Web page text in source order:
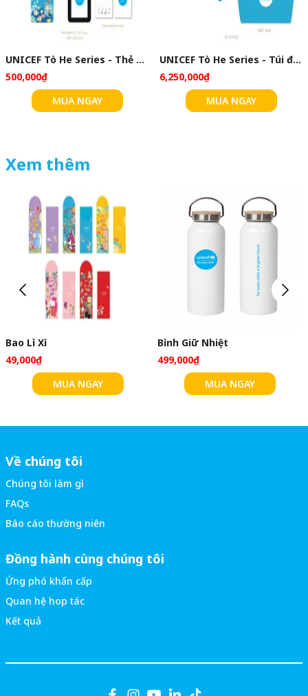
UNICEF Tò He Series - Thẻ hành lý
500,000₫
MUA NGAY
UNICEF Tò He Series - Túi đựng tiền
6,250,000₫
MUA NGAY
Xem thêm
Bao Lì Xì
49,000₫
MUA NGAY
Bình Giữ Nhiệt
499,000₫
MUA NGAY
Về chúng tôi
Chúng tôi làm gì
FAQs
Báo cáo thường niên
Đồng hành cùng chúng tôi
Ứng phó khẩn cấp
Quan hệ hop tác
Kết quả